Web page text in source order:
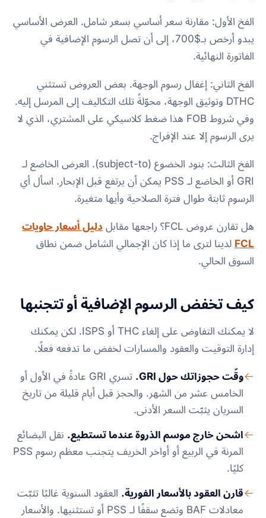
الفخ الأول: مقارنة سعر أساسي بسعر شامل. العرض الأساسي
يبدو أرخص بـ$700، إلى أن تصل الرسوم الإضافية في
الفاتورة النهائية.
الفخ الثاني: إغفال رسوم الوجهة. بعض العروض تستثني
DTHC وتوثيق الوجهة، محوّلةً تلك التكاليف إلى المرسل إليه.
وفي شروط FOB هذا ضغط كلاسيكي على المشتري، الذي لا
يرى الرسوم إلا عند الإفراج.
الفخ الثالث: بنود الخضوع (subject-to). العرض الخاضع لـ
GRI أو الخاضع لـ PSS يمكن أن يرتفع قبل الإبحار. اسأل أي
الرسوم ثابتة طوال فترة الصلاحية وأيها متغيرة.
هل تقارن عروض FCL؟ راجعها مقابل
دليل أسعار حاويات
FCL لدينا لترى ما إذا كان الإجمالي الشامل ضمن نطاق
السوق الحالي.
كيف تخفض الرسوم الإضافية أو تتجنبها
لا يمكنك التفاوض على إلغاء THC أو ISPS. لكن يمكنك
إدارة التوقيت والعقود والمسارات لخفض ما تدفعه فعلًا.
وقّت حجوزاتك حول GRI.
تسري GRI عادةً في الأول أو
الخامس عشر من الشهر. والحجز قبل أيام قليلة من تاريخ
السريان يثبّت السعر الأدنى.
اشحن خارج موسم الذروة عندما تستطيع. نقل البضائع
المرنة في الربيع أو أواخر الخريف يتجنب معظم رسوم PSS
كليًا.
قارن العقود بالأسعار الفورية. العقود السنوية غالبًا تثبّت
معادلات BAF وتضع سقفًا لـ PSS أو تستثنيها. والأسعار